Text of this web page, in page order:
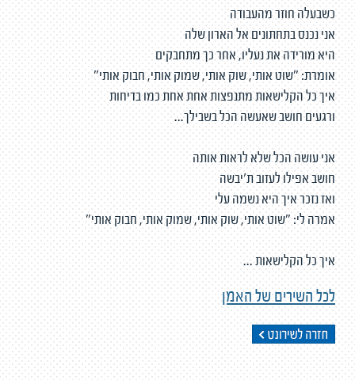
כשבעלה חוזר מהעבודה
אני נכנס בתחתונים אל הארון שלה
היא מורידה את נעליו, אחר כך מתחבקים
אומרת: "שוט אותי, שוק אותי, שמוק אותי, חבוק אותי"
איך כל הקלישאות מתנפצות אחת אחת כמו בדיחות
ורגעים חושב שאעשה הכל בשבילך...
אני עושה הכל שלא לראות אותה
חושב אפילו לעזוב ת'יבשה
ואז נזכר איך היא נשמה עלי
אמרה לי: "שוט אותי, שוק אותי, שמוק אותי, חבוק אותי"
איך כל הקלישאות ...
לכל השירים של האמן